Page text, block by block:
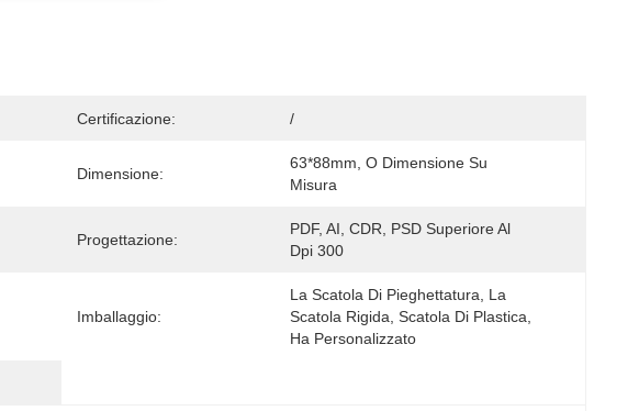
Certificazione: /
Dimensione:
63*88mm, O Dimensione Su
Misura
Progettazione:
PDF, AI, CDR, PSD Superiore Al
Dpi 300
Imballaggio:
La Scatola Di Pieghettatura, La
Scatola Rigida, Scatola Di Plastica,
Ha Personalizzato